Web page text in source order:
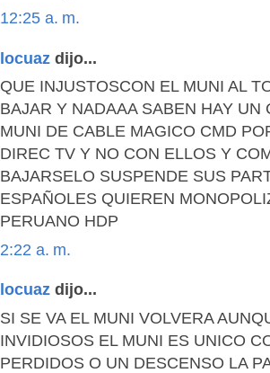
12:25 a. m.
locuaz dijo...
QUE INJUSTOSCON EL MUNI AL
BAJAR Y NADAAA SABEN HAY UN
MUNI DE CABLE MAGICO CMD
DIREC TV Y NO CON ELLOS Y
BAJARSELO SUSPENDE SUS
ESPAÑOLES QUIEREN
PERUANO HDP
2:22 a. m.
locuaz dijo...
SI SE VA EL MUNI VOLVERA
INVIDIOSOS EL MUNI ES UNICO
PERDIDOS O UN DESCENSO LA